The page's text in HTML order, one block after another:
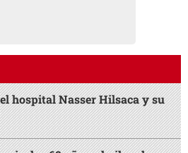
hospital Nasser Hilsaca y su